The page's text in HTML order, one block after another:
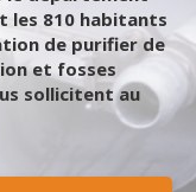
les 810 habitants
de purifier de
et fosses
sollicitent au